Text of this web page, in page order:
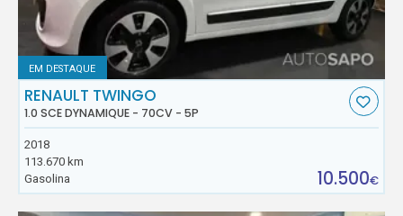
EM DESTAQUE
RENAULT TWINGO
1.0 SCE DYNAMIQUE - 70CV - 5P
2018
113.670 km
Gasolina
10.500€